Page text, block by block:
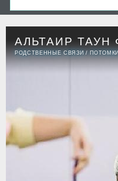
АЛЬТАИР ТАУН
РОДСТВЕННЫЕ СВЯЗИ / ПОТОМКИ